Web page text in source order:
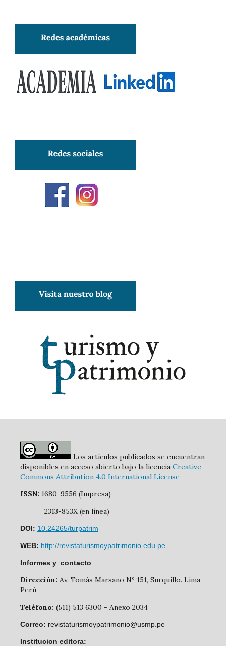
Los artículos publicados se encuentran
disponibles en acceso abierto bajo la licencia Creative
Commons Attribution 4.0 International License
ISSN: 1680-9556 (Impresa)
2313-853X (en línea)
DOI: 10.24265/turpatrim
WEB: http://revistaturismoypatrimonio.edu.pe
Informes y contacto
Dirección: Av. Tomás Marsano Nº 151, Surquillo. Lima -
Perú
Teléfono: (511) 513 6300 - Anexo 2034
Correo: revistaturismoypatrimonio@usmp.pe
Institucion editora: